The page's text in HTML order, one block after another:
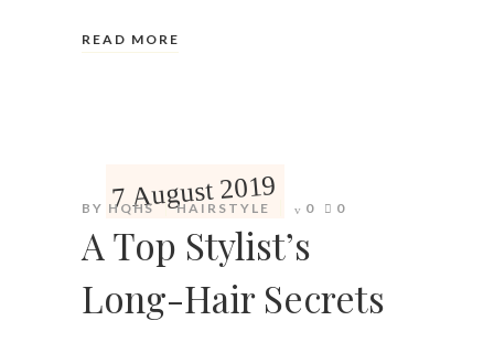
READ MORE
7 August 2019
BY HQHS HAIRSTYLE 0 0
A Top Stylist’s
Long-Hair Secrets